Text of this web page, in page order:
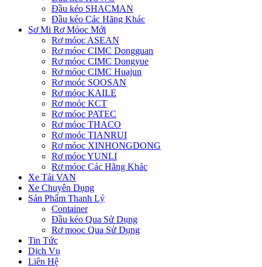
Đầu kéo SHACMAN
Đầu kéo Các Hãng Khác
Sơ Mi Rơ Móoc Mới
Rơ móoc ASEAN
Rơ móoc CIMC Dongguan
Rơ móoc CIMC Dongyue
Rơ móoc CIMC Huajun
Rơ moóc SOOSAN
Rơ móoc KAILE
Rơ moóc KCT
Rơ móoc PATEC
Rơ móoc THACO
Rơ moóc TIANRUI
Rơ móoc XINHONGDONG
Rơ móoc YUNLI
Rơ móoc Các Hãng Khác
Xe Tải VAN
Xe Chuyên Dụng
Sản Phẩm Thanh Lý
Container
Đầu kéo Qua Sử Dụng
Rơ mooc Qua Sử Dụng
Tin Tức
Dịch Vụ
Liên Hệ